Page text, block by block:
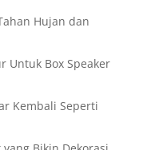
Hujan dan
Untuk Box Speaker
Kembali Seperti